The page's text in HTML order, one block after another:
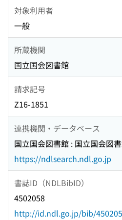
対象利用者
一般
所蔵機関
国立国会図書館
請求記号
Z16-1851
連携機関・データベース
国立国会図書館 : 国立国会図
https://ndlsearch.ndl.go.jp
書誌ID（NDLBibID）
4502058
http://id.ndl.go.jp/bib/